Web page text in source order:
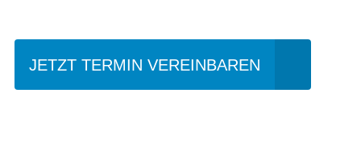
JETZT TERMIN VEREINBAREN